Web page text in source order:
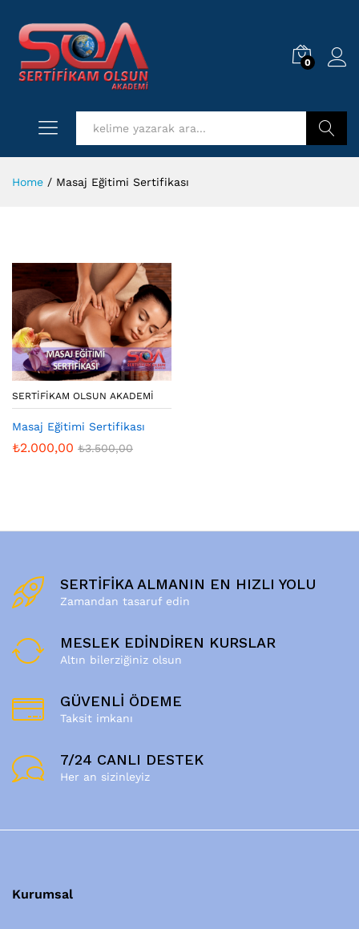
0
Home / Masaj Eğitimi Sertifikası
SERTIFIKAM OLSUN AKADEMI
Masaj Eğitimi Sertifikası
₺2.000,00 ₺3.500,00
SERTİFİKA ALMANIN EN HIZLI YOLU
Zamandan tasaruf edin
MESLEK EDİNDİREN KURSLAR
Altın bilerziğiniz olsun
GÜVENLİ ÖDEME
Taksit imkanı
7/24 CANLI DESTEK
Her an sizinleyiz
Kurumsal